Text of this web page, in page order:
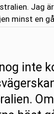
Jag
minst en
inte